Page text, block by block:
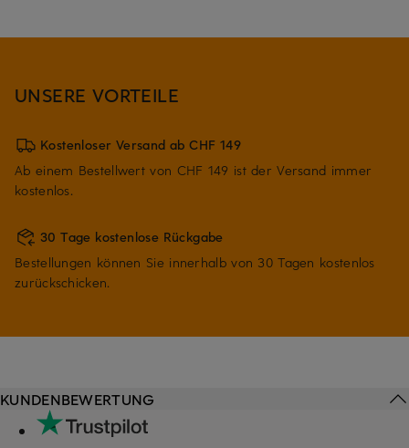
UNSERE VORTEILE
Kostenloser Versand ab CHF 149
Ab einem Bestellwert von CHF 149 ist der Versand immer
kostenlos.
30 Tage kostenlose Rückgabe
Bestellungen können Sie innerhalb von 30 Tagen kostenlos
zurückschicken.
KUNDENBEWERTUNG